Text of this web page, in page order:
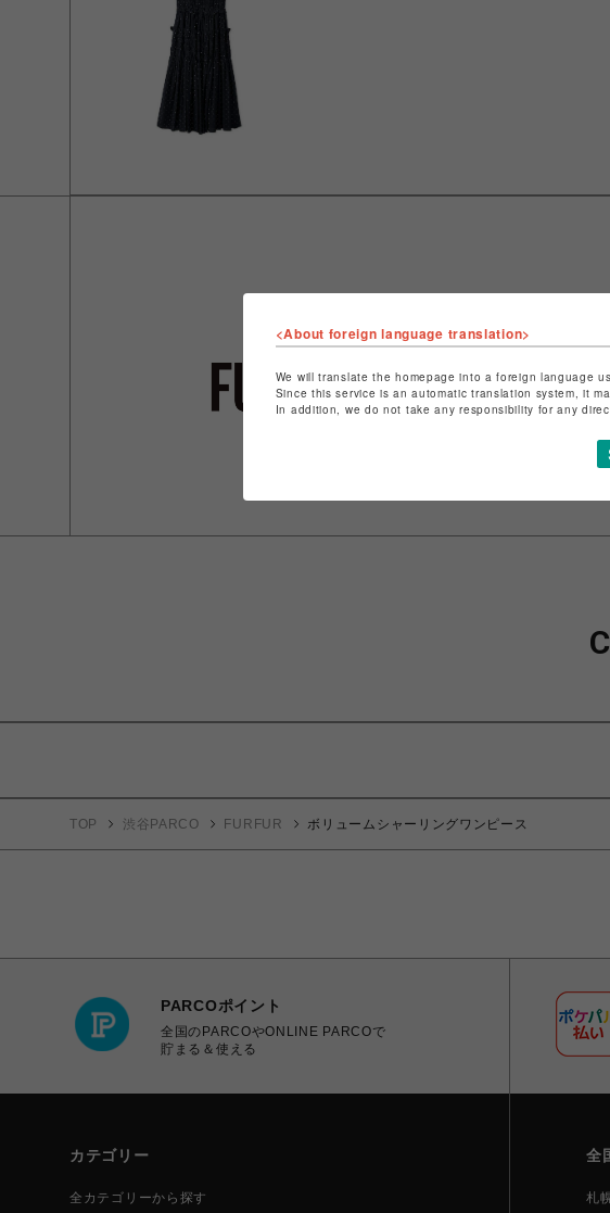
ショップ名
特定商取引法な
ショップお問い
TOP 渋谷PARCO FURFUR ボリュームシャーリングワンピース
PARCOポイント
全国のPARCOやONLINE PARCOで
貯まる＆使える
カテゴリー
全カテゴリーから探す
全
札
<About foreign language translation>
We will translate the homepage into a foreign language
Since this service is an automatic translation system, it
In addition, we do not take any responsibility for any